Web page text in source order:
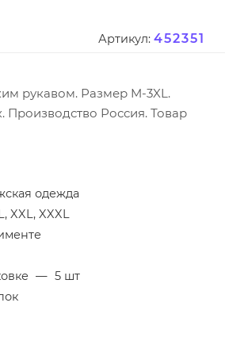
Артикул: 452351
рукавом. Размер M-3XL.
Производство Россия. Товар
одежда
XXL, XXXL
— 5 шт